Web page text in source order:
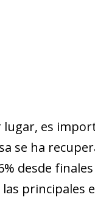
lugar, es
se ha
desde
las principales